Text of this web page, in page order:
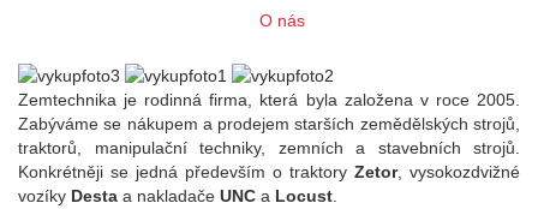
O nás
Zemtechnika je rodinná firma, která byla založena v roce 2005.
Zabýváme se nákupem a prodejem starších zemědělských strojů,
traktorů, manipulační techniky, zemních a stavebních strojů.
Konkrétněji se jedná především o traktory Zetor, vysokozdvižné
vozíky Desta a nakladače UNC a Locust.